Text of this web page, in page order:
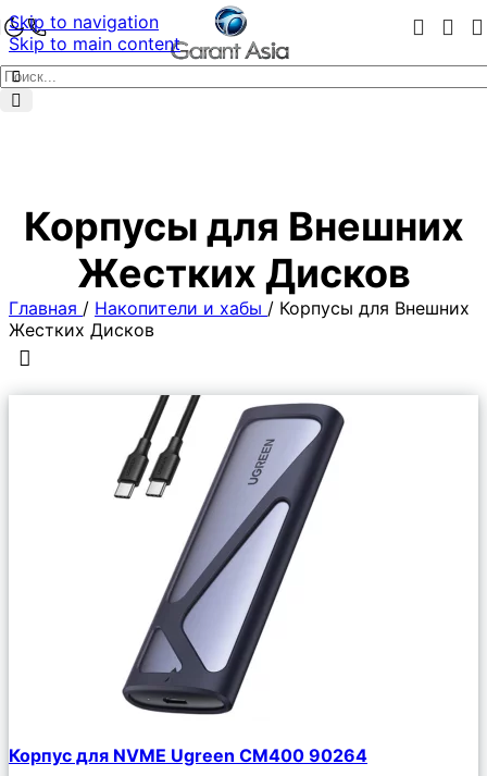
Skip to navigation
Skip to main content
Корпусы для Внешних
Жестких Дисков
Главная / Накопители и хабы / Корпусы для Внешних
Жестких Дисков
Описание
Корпус для NVME Ugreen CM400 90264